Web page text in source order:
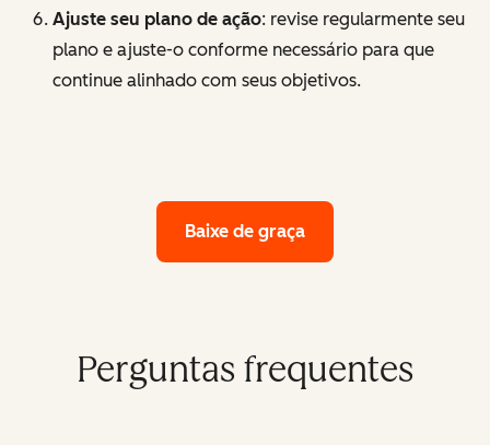
Ajuste seu plano de ação: revise regularmente seu
plano e ajuste-o conforme necessário para que
continue alinhado com seus objetivos.
Baixe de graça
Perguntas frequentes